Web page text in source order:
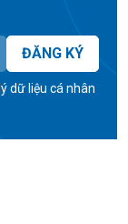
ĐĂNG KÝ
dữ liệu cá nhân